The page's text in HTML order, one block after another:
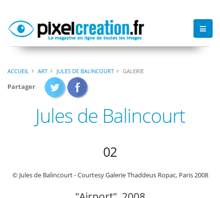
ACCUEIL ART JULES DE BALINCOURT GALERIE
Partager
Jules de Balincourt
02
© Jules de Balincourt - Courtesy Galerie Thaddeus Ropac, Paris 2008